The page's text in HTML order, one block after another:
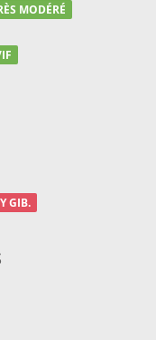
MODÉRÉ
GIB.